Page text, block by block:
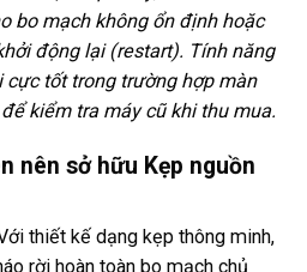
bo mạch không ổn định hoặc
động lại (restart). Tính năng
cực tốt trong trường hợp màn
kiểm tra máy cũ khi thu mua.
nên sở hữu Kẹp nguồn
thiết kế dạng kẹp thông minh,
rời hoàn toàn bo mạch chủ